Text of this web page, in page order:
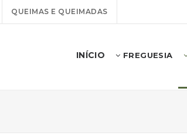
QUEIMAS E QUEIMADAS
INÍCIO FREGUESIA